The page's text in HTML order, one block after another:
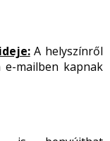
A helyszínről
mailben kapnak